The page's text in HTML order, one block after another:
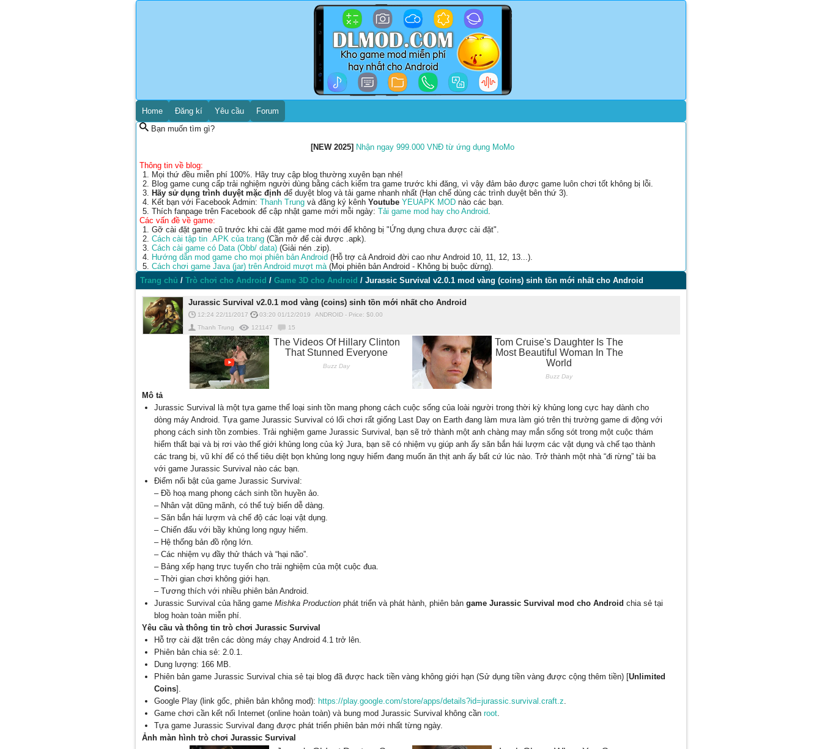
Home Đăng kí Yêu cầu
Forum
Bạn muốn tìm gì?
[NEW 2025] Nhận ngay 999.000 VNĐ từ ứng dụng MoMo
Thông tin về blog:
Mọi thứ đều miễn phí 100%. Hãy truy cập blog thường xuyên bạn nhé!
Blog game cung cấp trải nghiệm người dùng bằng cách kiểm tra game trước khi đăng, vì vậy đảm bảo được game luôn chơi tốt không bị lỗi.
Hãy sử dụng trình duyệt mặc định để duyệt blog và tải game nhanh nhất (Hạn chế dùng các trình duyệt bên thứ 3).
Kết bạn với Facebook Admin: Thanh Trung và đăng ký kênh Youtube YEUAPK MOD nào các bạn.
Thích fanpage trên Facebook để cập nhật game mới mỗi ngày: Tải game mod hay cho Android.
Các vấn đề về game:
Gỡ cài đặt game cũ trước khi cài đặt game mod mới để không bị "Ứng dụng chưa được cài đặt".
Cách cài tập tin .APK của trang (Cần mở để cài được .apk).
Cách cài game có Data (Obb/ data) (Giải nén .zip).
Hướng dẫn mod game cho mọi phiên bản Android (Hỗ trợ cả Android đời cao như Android 10, 11, 12, 13...).
Cách chơi game Java (jar) trên Android mượt mà(Mọi phiên bản Android - Không bị buộc dừng).
Trang chủ / Trò chơi cho Android / Game 3D cho Android / Jurassic Survival v2.0.1 mod vàng (coins) sinh tồn mới nhất cho Android
Jurassic Survival v2.0.1 mod vàng (coins) sinh tồn mới nhất cho Android
12:24 22/11/2017 03:20 01/12/2019 ANDROID - Price: $0.00
Thanh Trung
121147 15
Mô tả
Jurassic Survival là một tựa game thể loại sinh tồn mang phong cách cuộc sống của loài người trong thời kỳ khủng long cực hay dành cho
dòng máy Android. Tựa game Jurassic Survival có lối chơi rất giống Last Day on Earth đang làm mưa làm gió trên thị trường game di động với
phong cách sinh tồn zombies. Trải nghiệm game Jurassic Survival, bạn sẽ trở thành một anh chàng may mắn sống sót trong một cuộc thám
hiểm thất bại và bị rơi vào thế giới khủng long của kỷ Jura, bạn sẽ có nhiệm vụ giúp anh ấy săn bắn hái lượm các vật dụng và chế tạo thành
các trang bị, vũ khí để có thể tiêu diệt bọn khủng long nguy hiểm đang muốn ăn thịt anh ấy bất cứ lúc nào. Trở thành một nhà “đi rừng” tài ba
với game Jurassic Survival nào các bạn.
Điểm nổi bật của game Jurassic Survival:
– Đồ hoạ mang phong cách sinh tồn huyền ảo.
– Nhân vật dũng mãnh, có thể tuỳ biến dễ dàng.
– Săn bắn hái lượm và chế độ các loại vật dụng.
– Chiến đấu với bầy khủng long nguy hiểm.
– Hệ thống bản đồ rộng lớn.
– Các nhiệm vụ đầy thử thách và “hại não”.
– Bảng xếp hạng trực tuyến cho trải nghiệm của một cuộc đua.
– Thời gian chơi không giới hạn.
– Tương thích với nhiều phiên bản Android.
Jurassic Survival của hãng game Mishka Production phát triển và phát hành, phiên bản game Jurassic Survival mod cho Android chia sẻ tại
blog hoàn toàn miễn phí.
Yêu cầu và thông tin trò chơi Jurassic Survival
Hỗ trợ cài đặt trên các dòng máy chạy Android 4.1 trở lên.
Phiên bản chia sẻ: 2.0.1.
Dung lượng: 166 MB.
Phiên bản game Jurassic Survival chia sẻ tại blog đã được hack tiền vàng không giới hạn (Sử dụng tiền vàng được cộng thêm tiền) [Unlimited
Coins].
Google Play (link gốc, phiên bản không mod): https://play.google.com/store/apps/details?id=jurassic.survival.craft.z.
Game chơi cần kết nối Internet (online hoàn toàn) và bung mod Jurassic Survival không cần root.
Tựa game Jurassic Survival đang được phát triển phiên bản mới nhất từng ngày.
Ảnh màn hình trò chơi Jurassic Survival